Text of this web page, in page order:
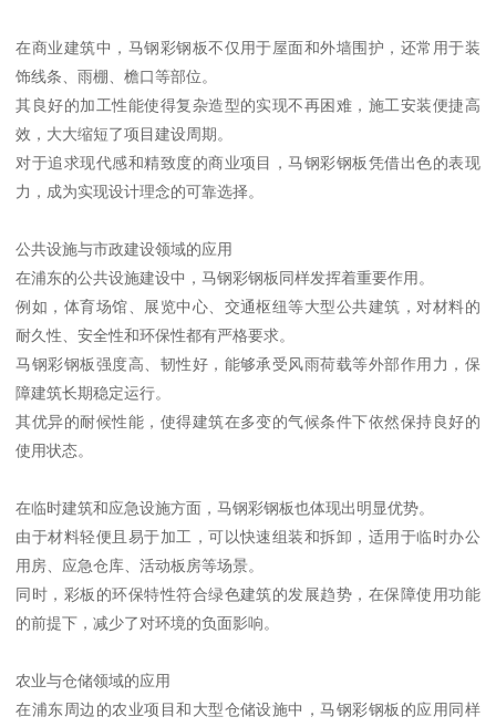
在商业建筑中，马钢彩钢板不仅用于屋面和外墙围护，还常用于装
饰线条、雨棚、檐口等部位。
其良好的加工性能使得复杂造型的实现不再困难，施工安装便捷高
效，大大缩短了项目建设周期。
对于追求现代感和精致度的商业项目，马钢彩钢板凭借出色的表现
力，成为实现设计理念的可靠选择。
公共设施与市政建设领域的应用
在浦东的公共设施建设中，马钢彩钢板同样发挥着重要作用。
例如，体育场馆、展览中心、交通枢纽等大型公共建筑，对材料的
耐久性、安全性和环保性都有严格要求。
马钢彩钢板强度高、韧性好，能够承受风雨荷载等外部作用力，保
障建筑长期稳定运行。
其优异的耐候性能，使得建筑在多变的气候条件下依然保持良好的
使用状态。
在临时建筑和应急设施方面，马钢彩钢板也体现出明显优势。
由于材料轻便且易于加工，可以快速组装和拆卸，适用于临时办公
用房、应急仓库、活动板房等场景。
同时，彩板的环保特性符合绿色建筑的发展趋势，在保障使用功能
的前提下，减少了对环境的负面影响。
农业与仓储领域的应用
在浦东周边的农业项目和大型仓储设施中，马钢彩钢板的应用同样